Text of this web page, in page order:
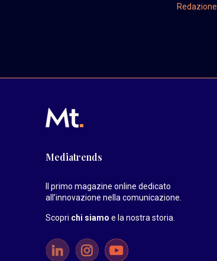
Redazione
Mediatrends
Il primo magazine online dedicato
all’innovazione nella comunicazione.
Scopri chi siamo e la nostra storia.